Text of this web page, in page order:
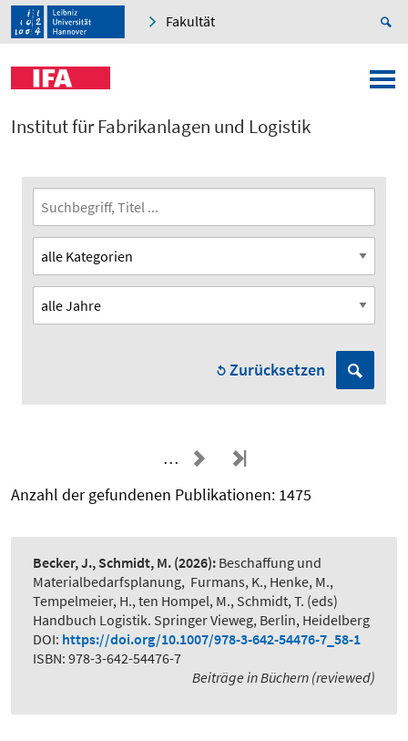
Fakultät
Institut für Fabrikanlagen und Logistik
Zurücksetzen
…
Anzahl der gefundenen Publikationen: 1475
Becker, J., Schmidt, M. (2026): Beschaffung und
Materialbedarfsplanung, Furmans, K., Henke, M.,
Tempelmeier, H., ten Hompel, M., Schmidt, T. (eds)
Handbuch Logistik. Springer Vieweg, Berlin, Heidelberg
DOI: https://doi.org/10.1007/978-3-642-54476-7_58-1
ISBN: 978-3-642-54476-7
Beiträge in Büchern (reviewed)